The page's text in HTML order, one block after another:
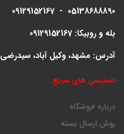
09129152167 - 05138688890
بله و روبیکا: 09129152167
آدرس: مشهد، وکیل آباد، سیدرضی 9، پلاک 199
دسترسی های سریع
درباره فروشگاه
روش ارسال بسته